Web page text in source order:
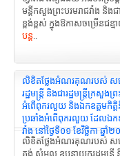
មន្តីកសួងព្រះបរមរាជវាំង និង
ខ្ពង់ខ្ពស់ ក្នុងឱកាសចម្រើនជន្
បន្ត..
លិខិតថ្លែងអំណរគុណរបស់ សម្ដ
រដ្ឋមន្រ្ដី និងជារដ្ឋមន្ត្រីក្រសួ
អំពើពុករលួយ និងឯកឧត្ដមកិត្
ប្រឆាំងអំពើពុករលួយ ដែលឯកឧ
វាំង នៅថ្ងៃទី០១ ខែវិច្ឆិកា ឆ្ន
លិខិតថ្លែងអំណរគុណរបស់ សម្ដ
គង់ សំអុល ឧបនាយករដ្ឋមន្រ្ដី និ